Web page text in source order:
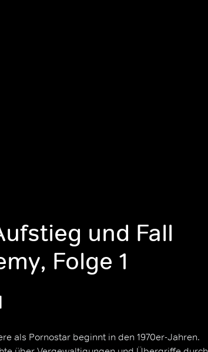
und Fall
Folge 1
als Pornostar beginnt in den 1970er-Jahren.